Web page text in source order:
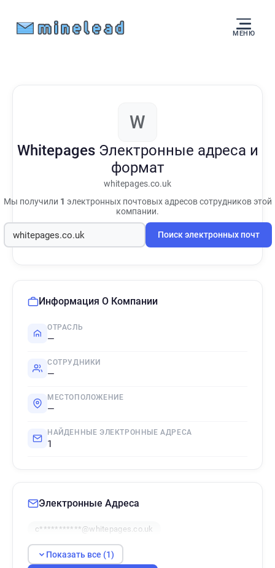
МЕНЮ
W
Whitepages Электронные адреса и
формат
whitepages.co.uk
Мы получили 1 электронных почтовых адресов сотрудников этой
компании.
Поиск электронных почт
Информация О Компании
ОТРАСЛЬ
—
СОТРУДНИКИ
—
МЕСТОПОЛОЖЕНИЕ
—
НАЙДЕННЫЕ ЭЛЕКТРОННЫЕ АДРЕСА
1
Электронные Адреса
c***********@whitepages.co.uk
Показать все (1)